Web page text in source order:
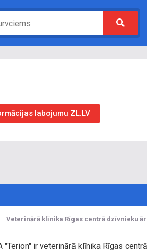
labojumu ZL.LV
Veterinārā klīnika Rīgas centrā dzīvnieku
"Terion" ir veterinārā klīnika Rīgas